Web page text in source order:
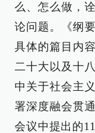
么、怎么做，
论问题。《纲
具体的篇目内
二十大以及十
中关于社会主
署深度融会贯
会议中提出的